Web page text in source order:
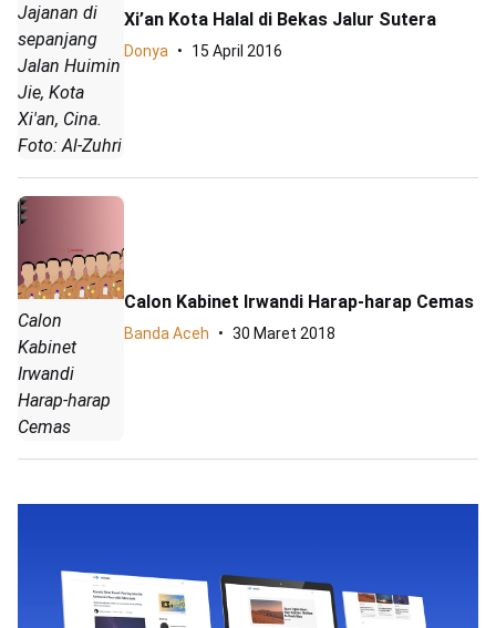
Jajanan di
sepanjang
Jalan Huimin
Jie, Kota
Xi'an, Cina.
Foto: Al-Zuhri
Xi’an Kota Halal di Bekas Jalur Sutera
Donya 15 April 2016
Calon
Kabinet
Irwandi
Harap-harap
Cemas
Calon Kabinet Irwandi Harap-harap Cemas
Banda Aceh 30 Maret 2018